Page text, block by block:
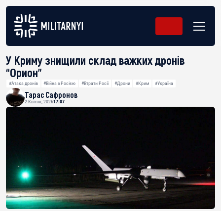
У Криму знищили склад важких дронів
“Орион”
#Атака дронів #Війна з Росією #Втрати Росії #Дрони #Крим #Україна
Тарас Сафронов
2 Квітня, 202617:07